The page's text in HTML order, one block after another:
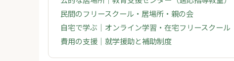
民間のフリースクール・居場所・親の会
自宅で学ぶ｜オンライン学習・在宅フリースクール
費用の支援｜就学援助と補助制度